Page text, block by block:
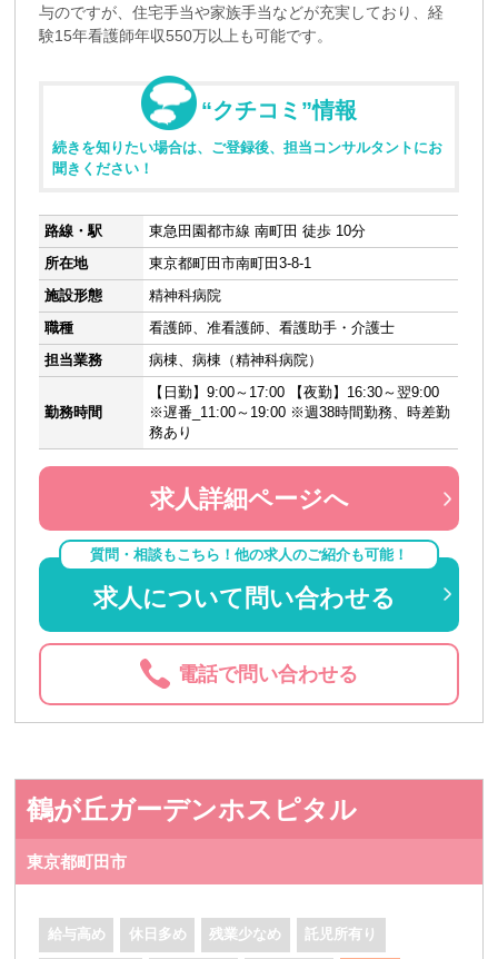
与のですが、住宅手当や家族手当などが充実しており、経
験15年看護師年収550万以上も可能です。
“クチコミ”情報
続きを知りたい場合は、ご登録後、担当コンサルタントにお
聞きください！
路線・駅
東急田園都市線 南町田 徒歩 10分
所在地
東京都町田市南町田3-8-1
施設形態
精神科病院
職種
看護師、准看護師、看護助手・介護士
担当業務
病棟、病棟（精神科病院）
勤務時間
【日勤】9:00～17:00 【夜勤】16:30～翌9:00
※遅番_11:00～19:00 ※週38時間勤務、時差勤
務あり
求人詳細ページへ
質問・相談もこちら！他の求人のご紹介も可能！
求人について問い合わせる
電話で問い合わせる
鶴が丘ガーデンホスピタル
東京都町田市
給与高め 休日多め 残業少なめ 託児所有り